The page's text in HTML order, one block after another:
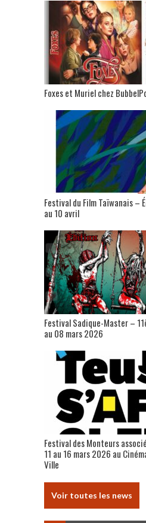
Foxes et Muriel chez
Festival du Film Taïwanais –
au 10 avril
Festival Sadique-Master –
au 08 mars 2026
Festival des Monteurs
11 au 16 mars 2026 au
Ville
Voir toutes les news